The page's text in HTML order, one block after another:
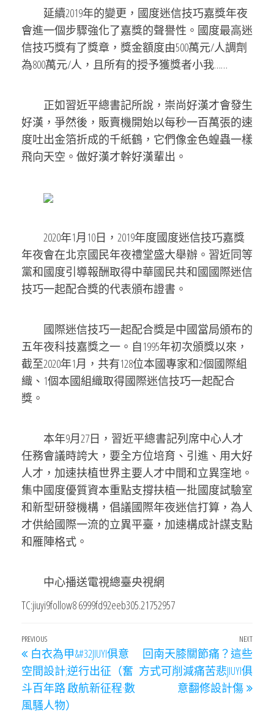
延續2019年的變更，國度迷信技巧嘉獎年夜
會進一個步驟強化了嘉獎的聲譽性。國度最高迷
信技巧獎有了獎章，獎金額度由500萬元/人調劑
為800萬元/人，且所有的授予獲獎者小我……
正如習近平總書記所說，崇尚好漢才會發生
好漢，爭然後，販賣機開始以每秒一百萬張的速
度吐出金箔折成的千紙鶴，它們像金色蝗蟲一樣
飛向天空。做好漢才幹好漢輩出。
2020年1月10日，2019年度國度迷信技巧嘉獎
年夜會在北京國民年夜禮堂盛大舉辦。習近同等
黨和國度引導報酬取得中華國民共和國國際迷信
技巧一起配合獎的代表頒布證書。
國際迷信技巧一起配合獎是中國當局頒布的
五年夜科技嘉獎之一。自1995年初次頒獎以來，
截至2020年1月，共有128位本國專家和2個國際組
織、1個本國組織取得國際迷信技巧一起配合
獎。
本年9月27日，習近平總書記列席中心人才
任務會議時誇大，要全方位培育、引進、用大好
人才，加速扶植世界主要人才中間和立異窪地。
集中國度優質資本重點支撐扶植一批國度試驗室
和新型研發機構，倡議國際年夜迷信打算，為人
才供給國際一流的立異平臺，加速構成計謀支點
和雁陣格式。
中心播送電視總臺央視網
TC:jiuyi9follow8 6999fd92eeb305.21752957
文
章
導
覽
Previous
Post
PREVIOUS
白衣為甲&#32JIUYI俱意
空間設計;逆行出征（奮
斗百年路 啟航新征程·數
風騷人物）
Next
Post
NEXT
回南天膝關節痛？這些
方式可削減痛苦悲JIUYI俱
意翻修設計傷